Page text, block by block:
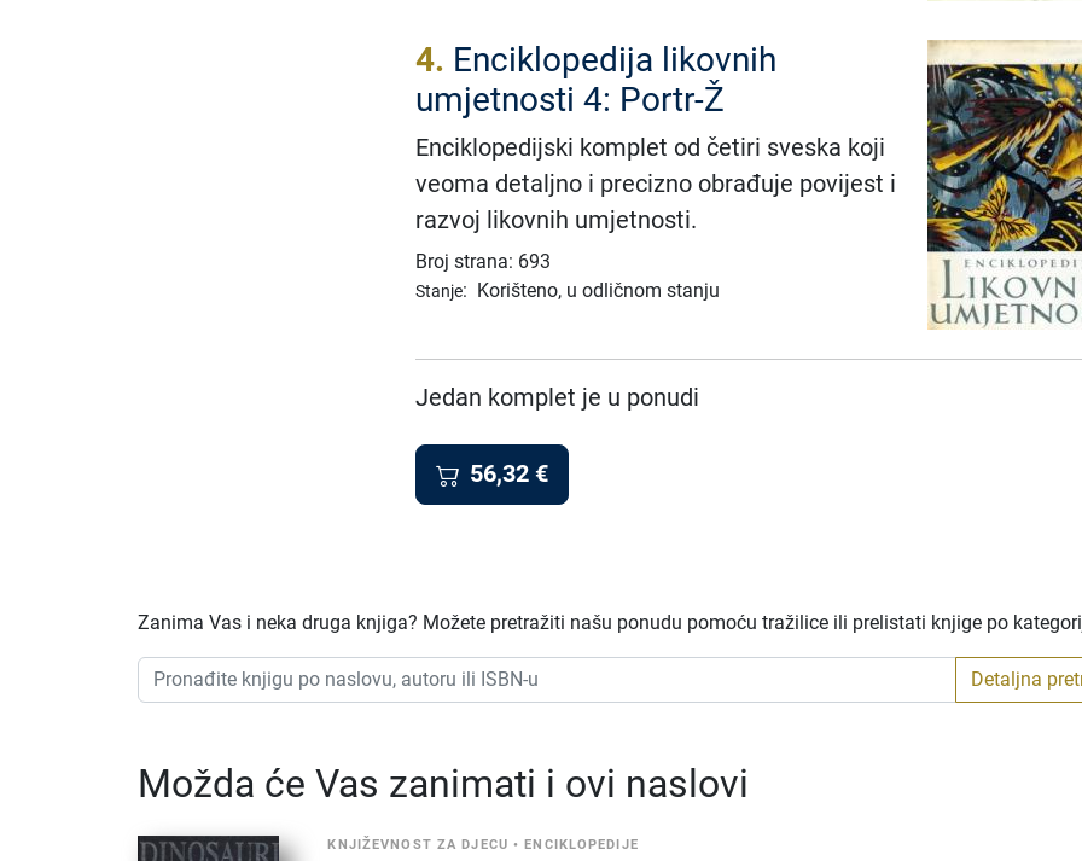
4. Enciklopedija likovnih
umjetnosti 4: Portr-Ž
Enciklopedijski komplet od četiri sveska koji
veoma detaljno i precizno obrađuje povijest i
razvoj likovnih umjetnosti.
Broj strana: 693
Stanje: Korišteno, u odličnom stanju
Jedan komplet je u ponudi
56,32 €
Zanima Vas i neka druga knjiga? Možete pretražiti našu ponudu pomoću tražilice ili prelistati knjige po
Detaljna
Možda će Vas zanimati i ovi naslovi
KNJIŽEVNOST ZA DJECU •ENCIKLOPEDIJE